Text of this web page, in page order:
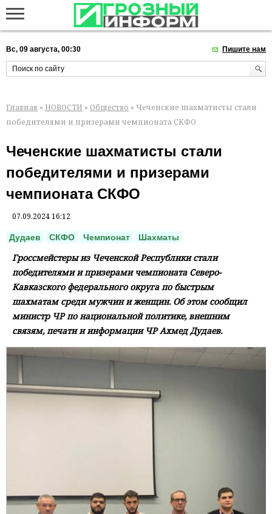
Вс, 09 августа, 00:30 Пишите нам
Главная » НОВОСТИ » Общество » Чеченские шахматисты стали
победителями и призерами чемпионата СКФО
Чеченские шахматисты стали
победителями и призерами
чемпионата СКФО
07.09.2024 16:12
Дудаев СКФО Чемпионат Шахматы
Гроссмейстеры из Чеченской Республики стали
победителями и призерами чемпионата Северо-
Кавказского федерального округа по быстрым
шахматам среди мужчин и женщин. Об этом сообщил
министр ЧР по национальной политике, внешним
связям, печати и информации ЧР Ахмед Дудаев.